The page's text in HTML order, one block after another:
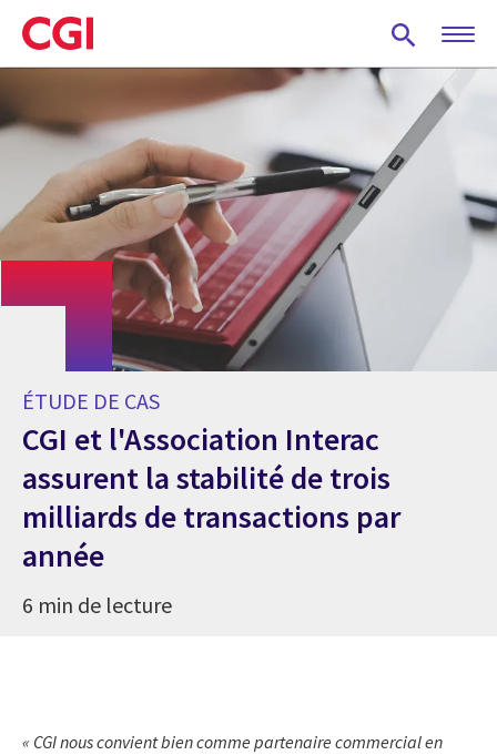
Skip
to
main
ÉTUDE DE CAS
CGI et l'Association Interac
assurent la stabilité de trois
milliards de transactions par
année
6 min de lecture
« CGI nous convient bien comme partenaire commercial en